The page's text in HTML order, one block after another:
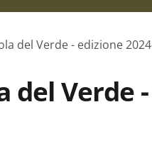
del Verde - edizione
del Verde